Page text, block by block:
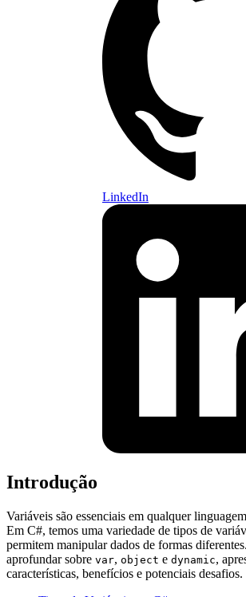
LinkedIn
Introdução
Variáveis são essenciais em qualquer
Em C#, temos uma variedade de tipos de
permitem manipular dados de formas
aprofundar sobre var, object e dynamic,
características, benefícios e potenciais desafios.